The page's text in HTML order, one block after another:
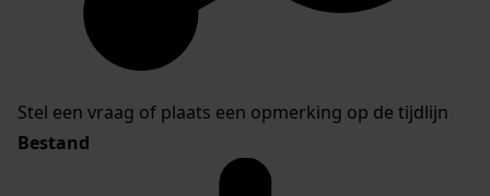
Stel een vraag of plaats een opmerking op de tijdlijn
Bestand